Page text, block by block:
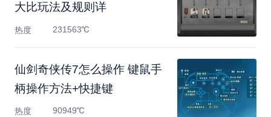
大比玩法及规则详
热度 231563℃
仙剑奇侠传7怎么操作 键鼠手
柄操作方法+快捷键
热度 90949℃